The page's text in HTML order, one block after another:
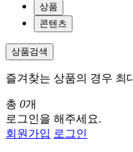
상품
콘텐츠
상품검색
즐겨찾는 상품의 경우 최
총 0개
로그인을 해주세요.
회원가입 로그인